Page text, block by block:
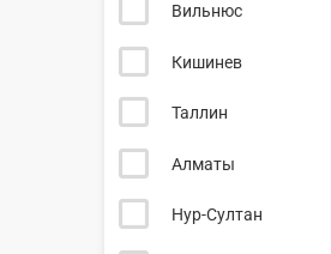
Вильнюс
Кишинев
Таллин
Алматы
Нур-Султан